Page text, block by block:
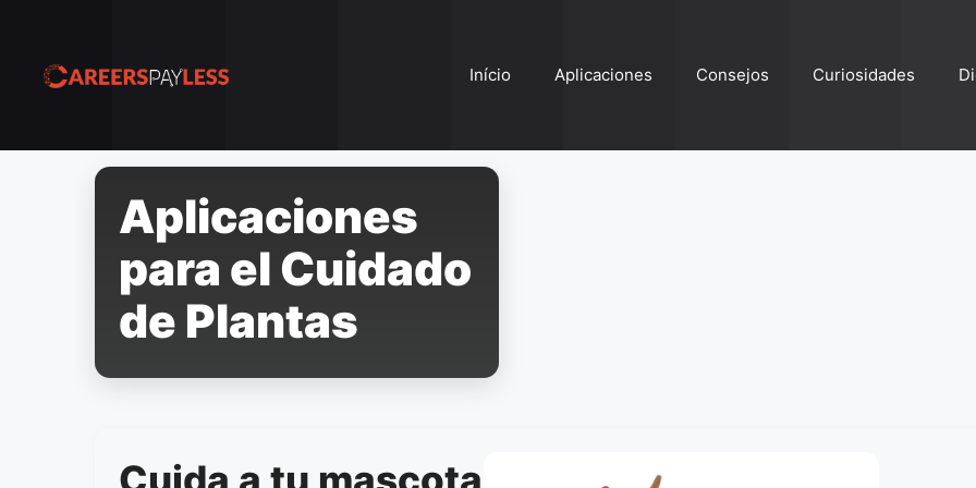
conteúdo
Início Aplicaciones Consejos Curiosidades
Aplicaciones
para el Cuidado
de Plantas